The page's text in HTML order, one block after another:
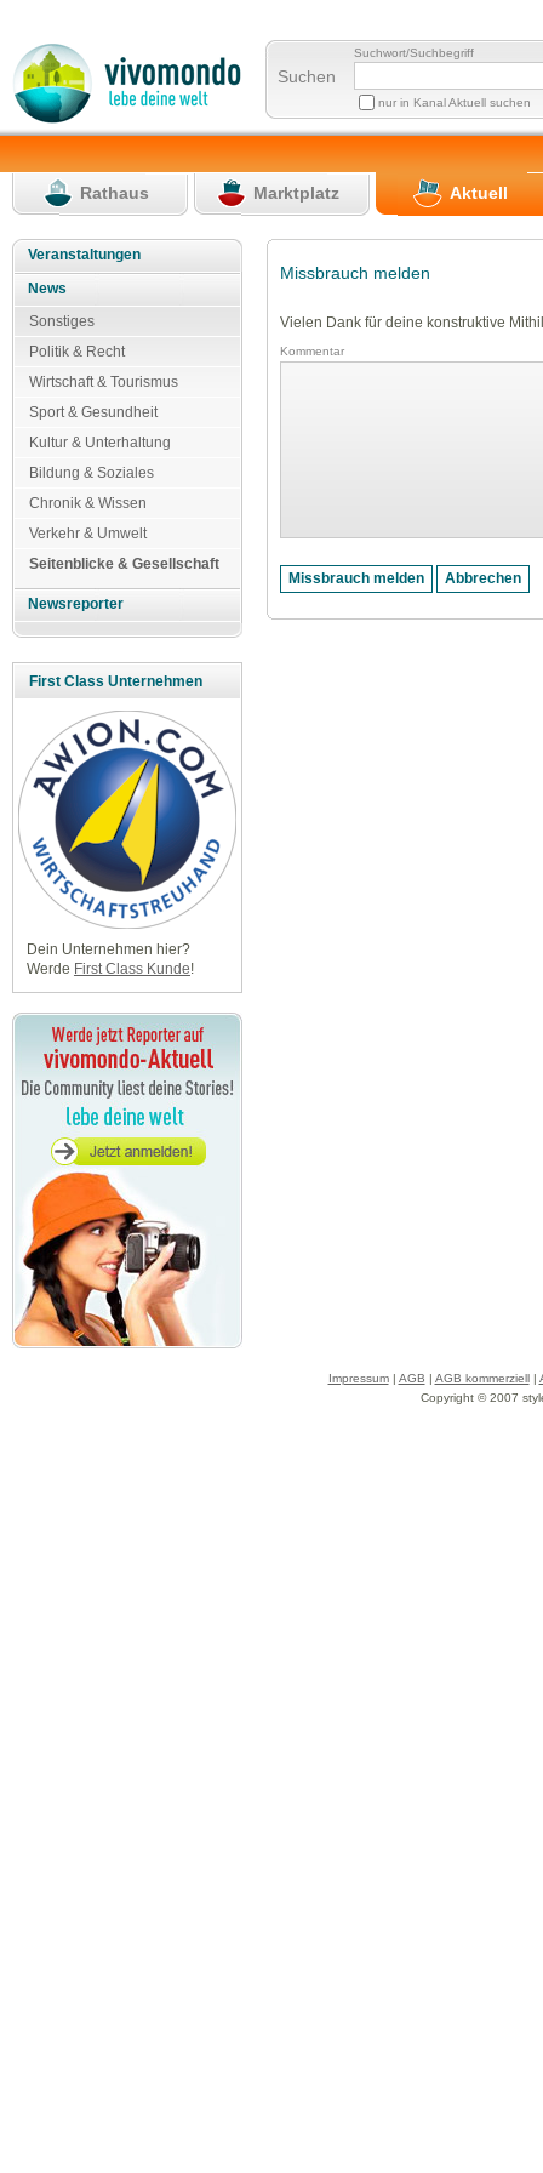
Suchen
Suchwort/Suchbegriff
nur in Kanal Aktuell suchen
Rathaus Marktplatz Aktuell
Veranstaltungen
News
Sonstiges
Politik & Recht
Wirtschaft & Tourismus
Sport & Gesundheit
Kultur & Unterhaltung
Bildung & Soziales
Chronik & Wissen
Verkehr & Umwelt
Seitenblicke & Gesellschaft
Newsreporter
First Class Unternehmen
Dein Unternehmen hier?
Werde First Class Kunde!
Missbrauch melden
Vielen Dank für deine konstruktive
Kommentar
Impressum| AGB | AGB kommerziell|
Copyright © 2007